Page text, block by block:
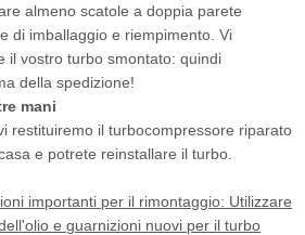
almeno scatole a doppia parete
di imballaggio e riempimento. Vi
il vostro turbo smontato: quindi
della spedizione!
mani
restituiremo il turbocompressore riparato
e potrete reinstallare il turbo.
importanti per il rimontaggio: Utilizzare
e guarnizioni nuovi per il turbo